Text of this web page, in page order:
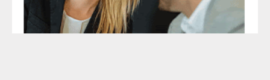
juges d’une situation pouvant s’avérer mortelle.
Depuis son adoption, au moins